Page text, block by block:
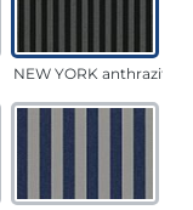
NEW YORK anthrazit